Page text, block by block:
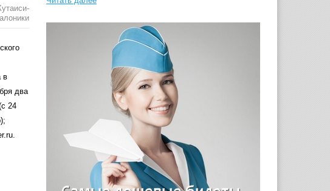
в
два
24